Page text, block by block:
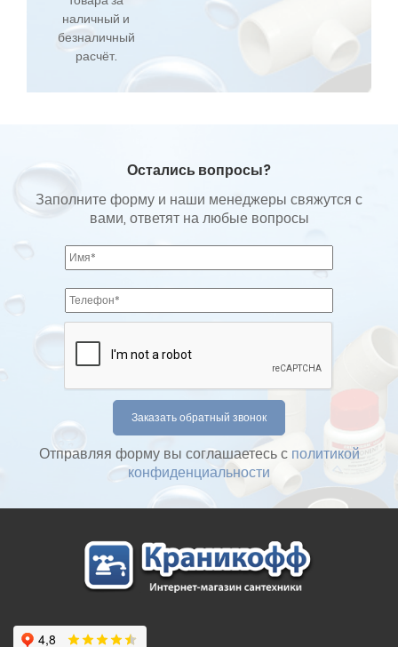
наличный и
безналичный
расчёт.
Остались вопросы?
Заполните форму и наши менеджеры свяжутся с
вами, ответят на любые вопросы
Отправляя форму вы соглашаетесь с политикой
конфиденциальности